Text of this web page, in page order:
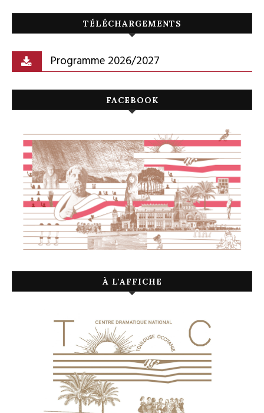
TÉLÉCHARGEMENTS
Programme 2026/2027
FACEBOOK
À L'AFFICHE